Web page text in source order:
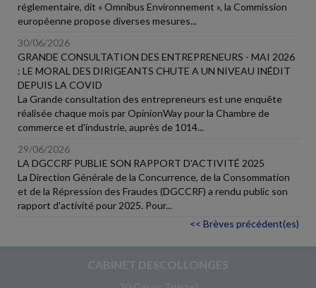
réglementaire, dit « Omnibus Environnement », la Commission
européenne propose diverses mesures...
30/06/2026
GRANDE CONSULTATION DES ENTREPRENEURS - MAI 2026
: LE MORAL DES DIRIGEANTS CHUTE A UN NIVEAU INÉDIT
DEPUIS LA COVID
La Grande consultation des entrepreneurs est une enquête
réalisée chaque mois par OpinionWay pour la Chambre de
commerce et d'industrie, auprès de 1014...
29/06/2026
LA DGCCRF PUBLIE SON RAPPORT D'ACTIVITÉ 2025
La Direction Générale de la Concurrence, de la Consommation
et de la Répression des Fraudes (DGCCRF) a rendu public son
rapport d'activité pour 2025. Pour...
<< Brèves précédent(es)
CABINET DESCOLLONGES